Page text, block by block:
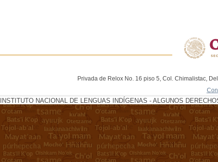
Privada de Relox No. 16 piso 5, Col. Chimalistac,
INSTITUTO NACIONAL DE LENGUAS INDÍGENAS - ALGUNOS